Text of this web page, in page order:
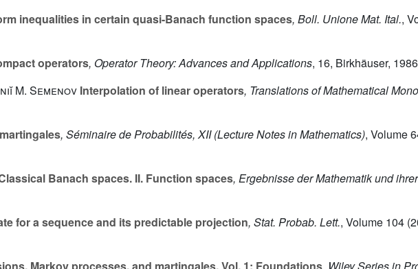
inequalities in certain quasi-Banach function spaces, Boll. Unione Mat. Ital.,
operators, Operator Theory: Advances and Applications, 16, Birkhäuser,
M. Semenov Interpolation of linear operators, Translations of Mathematical
, Séminaire de Probabilités, XII(Lecture Notes in Mathematics), Volume
Banach spaces. II. Function spaces, Ergebnisse der Mathematik und
for a sequence and its predictable projection, Stat. Probab. Lett., Volume 104
Markov processes, and martingales. Vol. 1: Foundations , Wiley Series in